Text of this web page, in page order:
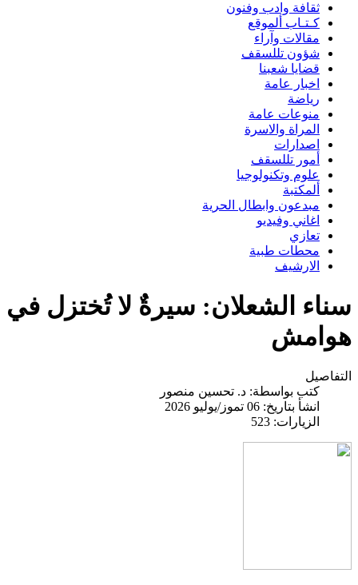
ثقافة وادب وفنون
كـتـاب ألموقع
مقالات وآراء
شؤون تللسقف
قضايا شعبنا
اخبار عامة
رياضة
منوعات عامة
المراة والاسرة
اصدارات
أمور تللسقف
علوم وتكنولوجيا
ألمكتبة
مبدعون وابطال الحرية
اغاني وفيديو
تعازي
محطات طبية
الارشيف
سناء الشعلان: سيرةٌ لا تُختزل في
هوامش
التفاصيل
كتب بواسطة: د. تحسين منصور
انشأ بتاريخ: 06 تموز/يوليو 2026
الزيارات: 523